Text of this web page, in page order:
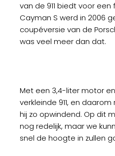
van de 911 biedt voor
Cayman S werd in 2006
coupéversie van de
was veel meer dan dat.
Met een 3,4-liter motor
verkleinde 911, en
hij zo opwindend. Op dit
nog redelijk, maar we
snel de hoogte in zullen